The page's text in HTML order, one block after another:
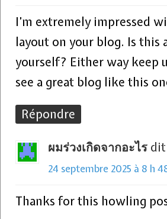
I’m extremely impressed
layout on your blog. Is this
yourself? Either way keep
see a great blog like this
Répondre
ผมร่วงเกิดจากอะไร dit
24 septembre 2025 à 8 h
Thanks for this howling